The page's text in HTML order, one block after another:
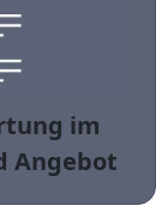
im
Angebot